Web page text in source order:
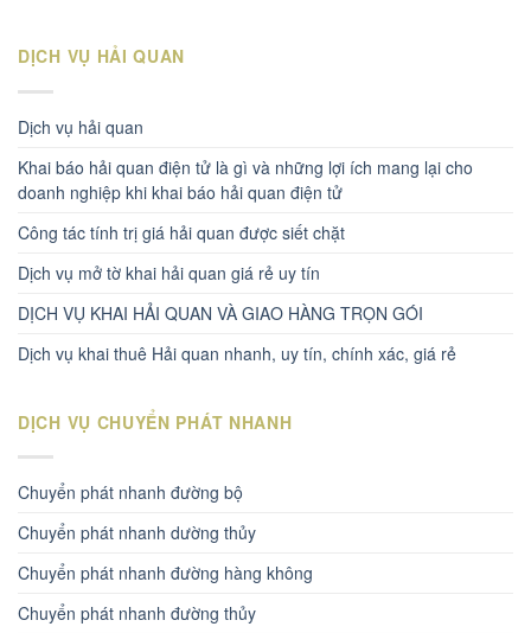
DỊCH VỤ HẢI QUAN
Dịch vụ hải quan
Khai báo hải quan điện tử là gì và những lợi ích mang lại cho
doanh nghiệp khi khai báo hải quan điện tử
Công tác tính trị giá hải quan được siết chặt
Dịch vụ mở tờ khai hải quan giá rẻ uy tín
DỊCH VỤ KHAI HẢI QUAN VÀ GIAO HÀNG TRỌN GÓI
Dịch vụ khai thuê Hải quan nhanh, uy tín, chính xác, giá rẻ
DỊCH VỤ CHUYỂN PHÁT NHANH
Chuyển phát nhanh đường bộ
Chuyển phát nhanh dường thủy
Chuyển phát nhanh đường hàng không
Chuyển phát nhanh đường thủy